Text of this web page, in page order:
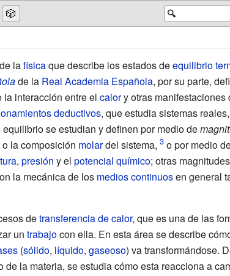
🔍
🎲
lafísicaque describe los estados deequilibrio
de la Real Academia Española, por su parte,
interacción entre el calory otras manifestaciones
deductivos, que estudia sistemas
se estudian y definen por medio de
o la composición molardel sistema, o por medio
, presión y el potencial químico; otras
la mecánica de los medios continuosen general
detransferencia de calor, que es una de las
un trabajocon ella. En esta área se describe
(sólido, líquido, gaseoso) va transformándose.
de la materia, se estudia cómo esta reacciona a